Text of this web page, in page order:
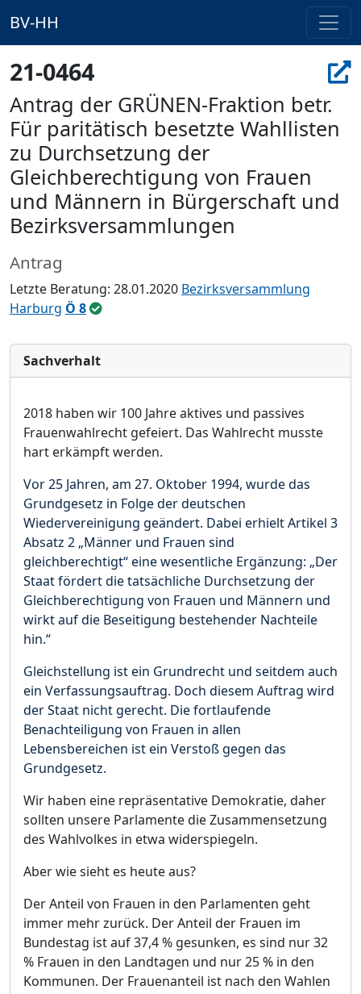
BV-HH
21-0464
Antrag der GRÜNEN-Fraktion betr.
Für paritätisch besetzte Wahllisten
zu Durchsetzung der
Gleichberechtigung von Frauen
und Männern in Bürgerschaft und
Bezirksversammlungen
Antrag
Letzte Beratung: 28.01.2020 Bezirksversammlung
Harburg Ö 8
Sachverhalt
2018 haben wir 100 Jahre aktives und passives
Frauenwahlrecht gefeiert. Das Wahlrecht musste
hart erkämpft werden.
Vor 25 Jahren, am 27. Oktober 1994, wurde das
Grundgesetz in Folge der deutschen
Wiedervereinigung geändert. Dabei erhielt Artikel 3
Absatz 2 „Männer und Frauen sind
gleichberechtigt“ eine wesentliche Ergänzung: „Der
Staat fördert die tatsächliche Durchsetzung der
Gleichberechtigung von Frauen und Männern und
wirkt auf die Beseitigung bestehender Nachteile
hin.“
Gleichstellung ist ein Grundrecht und seitdem auch
ein Verfassungsauftrag. Doch diesem Auftrag wird
der Staat nicht gerecht. Die fortlaufende
Benachteiligung von Frauen in allen
Lebensbereichen ist ein Verstoß gegen das
Grundgesetz.
Wir haben eine repräsentative Demokratie, daher
sollten unsere Parlamente die Zusammensetzung
des Wahlvolkes in etwa widerspiegeln.
Aber wie sieht es heute aus?
Der Anteil von Frauen in den Parlamenten geht
immer mehr zurück. Der Anteil der Frauen im
Bundestag ist auf 37,4 % gesunken, es sind nur 32
% Frauen in den Landtagen und nur 25 % in den
Kommunen. Der Frauenanteil ist nach den Wahlen